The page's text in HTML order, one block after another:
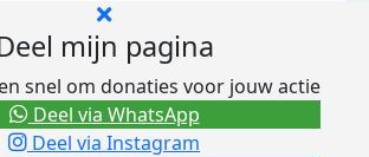
mijn pagina
snel om donaties voor jouw actie
Deel via Instagram
Deel via WhatsApp